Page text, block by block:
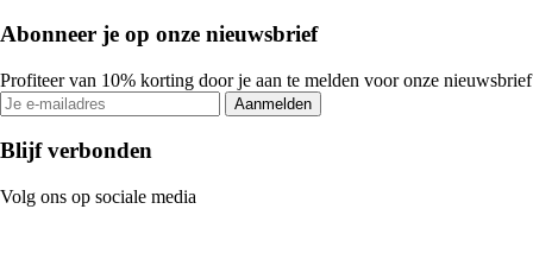
Abonneer je op onze nieuwsbrief
Profiteer van 10% korting door je aan te melden voor onze nieuwsbrief
Aanmelden
Blijf verbonden
Volg ons op sociale media